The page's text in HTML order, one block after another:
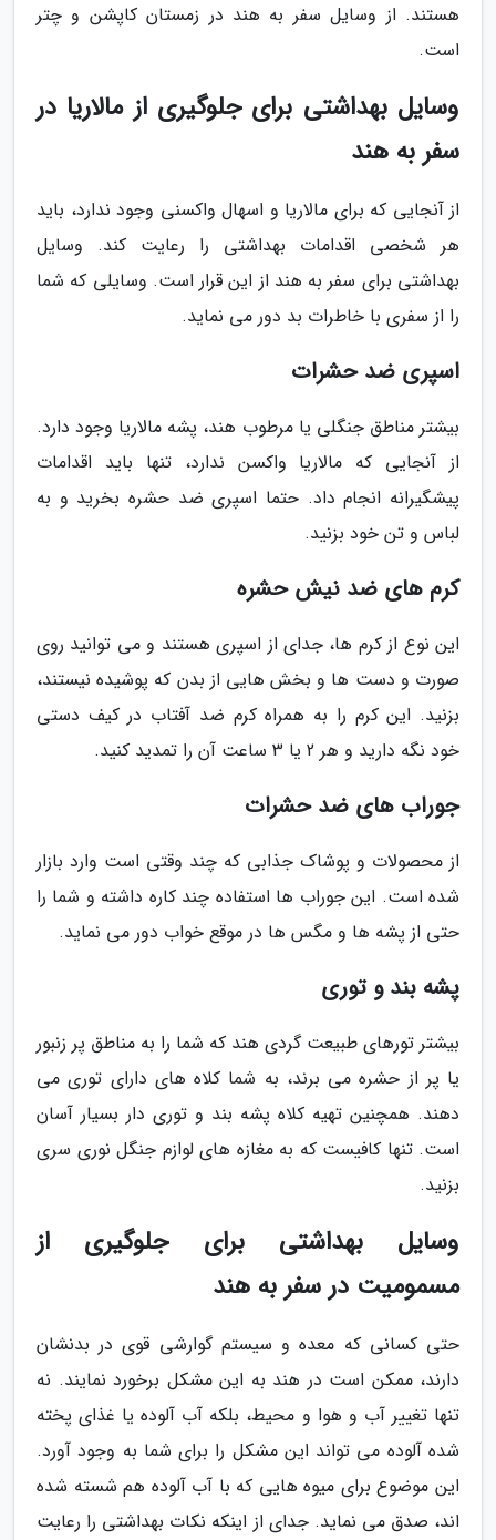
هستند. از وسایل سفر به هند در زمستان کاپشن و چتر
است.
وسایل بهداشتی برای جلوگیری از مالاریا در
سفر به هند
از آنجایی که برای مالاریا و اسهال واکسنی وجود ندارد، باید
هر شخصی اقدامات بهداشتی را رعایت کند. وسایل
بهداشتی برای سفر به هند از این قرار است. وسایلی که شما
را از سفری با خاطرات بد دور می نماید.
اسپری ضد حشرات
بیشتر مناطق جنگلی یا مرطوب هند، پشه مالاریا وجود دارد.
از آنجایی که مالاریا واکسن ندارد، تنها باید اقدامات
پیشگیرانه انجام داد. حتما اسپری ضد حشره بخرید و به
لباس و تن خود بزنید.
کرم های ضد نیش حشره
این نوع از کرم ها، جدای از اسپری هستند و می توانید روی
صورت و دست ها و بخش هایی از بدن که پوشیده نیستند،
بزنید. این کرم را به همراه کرم ضد آفتاب در کیف دستی
خود نگه دارید و هر 2 یا 3 ساعت آن را تمدید کنید.
جوراب های ضد حشرات
از محصولات و پوشاک جذابی که چند وقتی است وارد بازار
شده است. این جوراب ها استفاده چند کاره داشته و شما را
حتی از پشه ها و مگس ها در موقع خواب دور می نماید.
پشه بند و توری
بیشتر تورهای طبیعت گردی هند که شما را به مناطق پر زنبور
یا پر از حشره می برند، به شما کلاه های دارای توری می
دهند. همچنین تهیه کلاه پشه بند و توری دار بسیار آسان
است. تنها کافیست که به مغازه های لوازم جنگل نوری سری
بزنید.
وسایل بهداشتی برای جلوگیری از
مسمومیت در سفر به هند
حتی کسانی که معده و سیستم گوارشی قوی در بدنشان
دارند، ممکن است در هند به این مشکل برخورد نمایند. نه
تنها تغییر آب و هوا و محیط، بلکه آب آلوده یا غذای پخته
شده آلوده می تواند این مشکل را برای شما به وجود آورد.
این موضوع برای میوه هایی که با آب آلوده هم شسته شده
اند، صدق می نماید. جدای از اینکه نکات بهداشتی را رعایت